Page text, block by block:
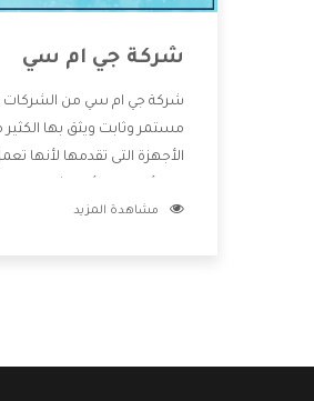
شركة جي ام سي
شركة جي ام سي من الشركات
مستمر وثابت ويثق بها
الأجهزة التى تقدمها لأنها
خدمات ما بعد البيع مع
مشاهدة المزيد